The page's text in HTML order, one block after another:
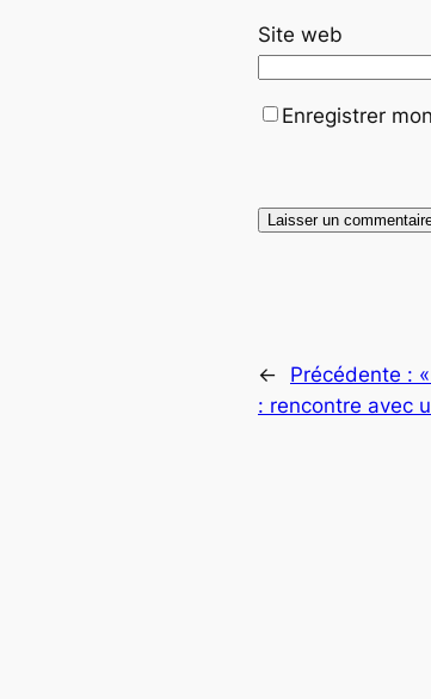
Site web
Enregistrer
← Précédente :
: rencontre avec